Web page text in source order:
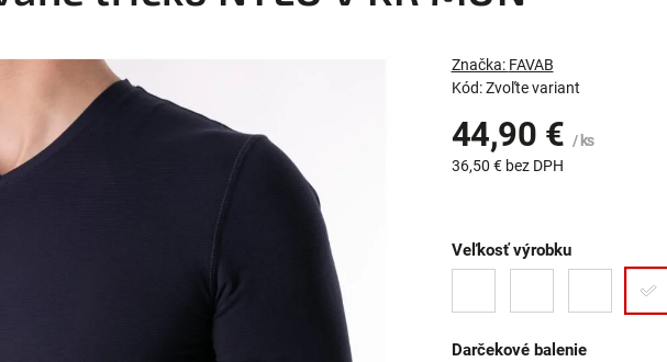
Kód: Zvoľte variant
Značka: FAVAB
44,90 € / ks
36,50 €bez DPH
Veľkosť výrobku
Darčekové balenie